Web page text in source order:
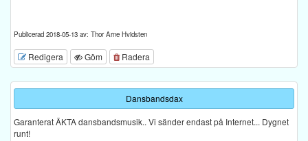
Publicerad 2018-05-13 av: Thor Arne Hvidsten
Redigera Göm Radera
Dansbandsdax
Garanterat ÄKTA dansbandsmusik.. Vi sänder endast på Internet... Dygnet
runt!